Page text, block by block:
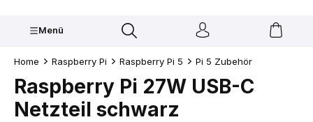
Menü
Home Raspberry Pi Raspberry Pi 5 Pi 5 Zubehör
Raspberry Pi 27W USB-C
Netzteil schwarz